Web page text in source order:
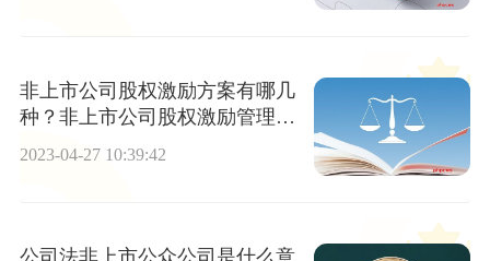
非上市公司股权激励方案有哪几
种？非上市公司股权激励管理办
法有哪些？
2023-04-27 10:39:42
公司法非上市公众公司是什么意